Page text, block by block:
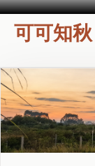
可可知秋